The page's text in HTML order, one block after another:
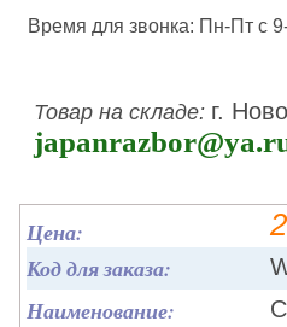
Время для звонка: Пн-Пт с
Товар на складе: г.
Цена:
Код для заказа:
Наименование: